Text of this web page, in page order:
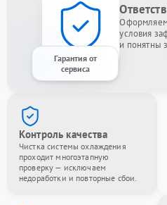
Гарантия от
сервиса
Оформляем
условия
и понятны
Контроль качества
Чистка системы охлаждения
проходит многоэтапную
проверку — исключаем
недоработки и повторные сбои.